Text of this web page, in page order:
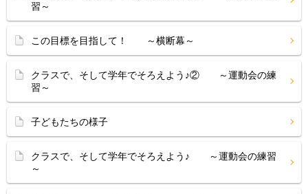
習～
この目標を目指して！ ～横断幕～
クラスで、そして学年でそろえよう♪② ～運動会の練
習～
子どもたちの様子
クラスで、そして学年でそろえよう♪ ～運動会の練習
～